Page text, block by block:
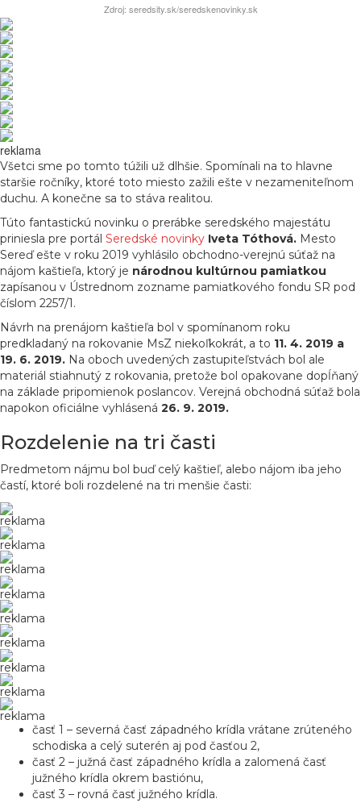
Zdroj: seredsity.sk/seredskenovinky.sk
reklama
Všetci sme po tomto túžili už dlhšie. Spomínali na to hlavne
staršie ročníky, ktoré toto miesto zažili ešte v nezameniteľnom
duchu. A konečne sa to stáva realitou.
Túto fantastickú novinku o prerábke seredského majestátu
priniesla pre portál Seredské novinky Iveta Tóthová. Mesto
Sereď ešte v roku 2019 vyhlásilo obchodno-verejnú súťaž na
nájom kaštieľa, ktorý je národnou kultúrnou pamiatkou
zapísanou v Ústrednom zozname pamiatkového fondu SR pod
číslom 2257/1.
Návrh na prenájom kaštieľa bol v spomínanom roku
predkladaný na rokovanie MsZ niekoľkokrát, a to 11. 4. 2019 a
19. 6. 2019. Na oboch uvedených zastupiteľstvách bol ale
materiál stiahnutý z rokovania, pretože bol opakovane dopĺňaný
na základe pripomienok poslancov. Verejná obchodná súťaž bola
napokon oficiálne vyhlásená 26. 9. 2019.
Rozdelenie na tri časti
Predmetom nájmu bol buď celý kaštieľ, alebo nájom iba jeho
častí, ktoré boli rozdelené na tri menšie časti:
reklama
reklama
reklama
reklama
reklama
reklama
reklama
reklama
reklama
časť 1 – severná časť západného krídla vrátane zrúteného
schodiska a celý suterén aj pod časťou 2,
časť 2 – južná časť západného krídla a zalomená časť
južného krídla okrem bastiónu,
časť 3 – rovná časť južného krídla.